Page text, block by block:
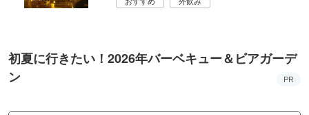
初夏に行きたい！2026年バーベキュー＆ビアガーデ
ン
PR